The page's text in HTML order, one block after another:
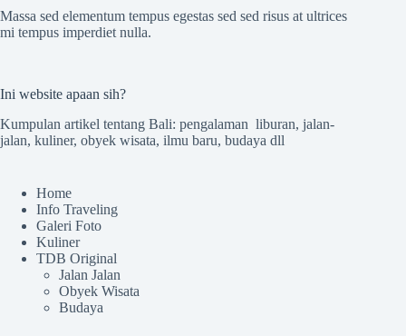
Massa sed elementum tempus egestas sed sed risus at ultrices
mi tempus imperdiet nulla.
Ini website apaan sih?
Kumpulan artikel tentang Bali: pengalaman liburan, jalan-
jalan, kuliner, obyek wisata, ilmu baru, budaya dll
Home
Info Traveling
Galeri Foto
Kuliner
TDB Original
Jalan Jalan
Obyek Wisata
Budaya